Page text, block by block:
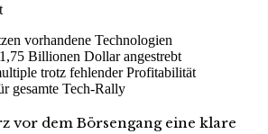
vorhandene Technologien
Billionen Dollar angestrebt
trotz fehlender Profitabilität
gesamte Tech-Rally
vor dem Börsengang eine klare